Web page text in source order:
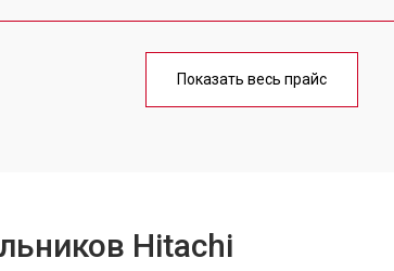
от 60 мин
Показать весь прайс
Hitachi